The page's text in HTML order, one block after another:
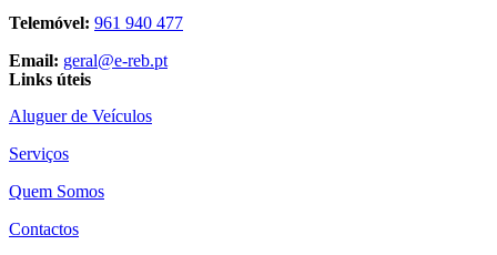
Telemóvel: 961 940 477
Email: geral@e-reb.pt
Links úteis
Aluguer de Veículos
Serviços
Quem Somos
Contactos